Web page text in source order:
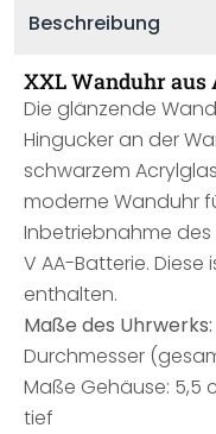
Beschreibung
XXL Wanduhr aus
Die glänzende
Hingucker an der
schwarzem
moderne Wanduhr
Inbetriebnahme des
V AA-Batterie.
enthalten.
Maße des Uhrwerks:
Durchmesser
Maße Gehäuse: 5,5
tief